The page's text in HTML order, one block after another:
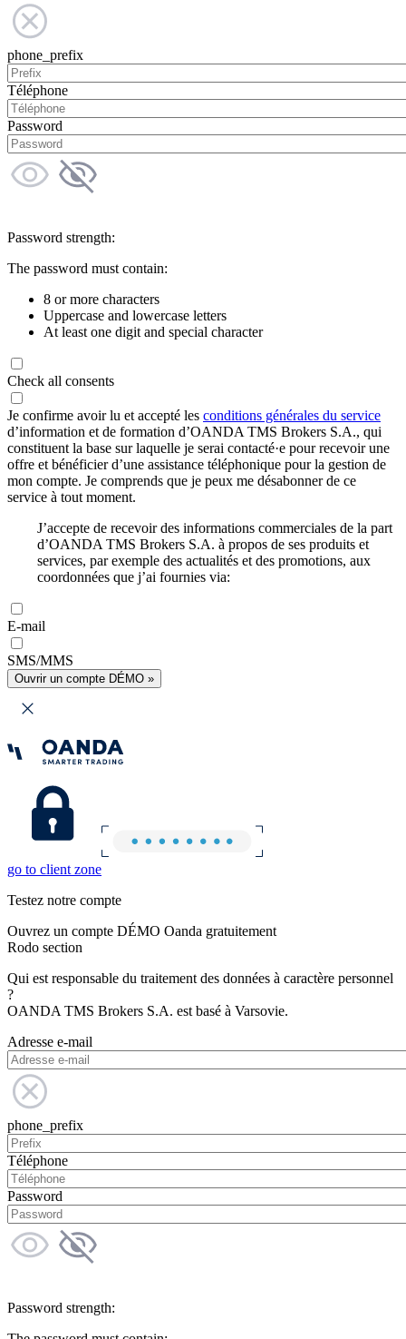
phone_prefix
Téléphone
Password
Password strength:
The password must contain:
8 or more characters
Uppercase and lowercase letters
At least one digit and special character
Check all consents
Je confirme avoir lu et accepté les conditions générales du service
d’information et de formation d’OANDA TMS Brokers S.A., qui
constituent la base sur laquelle je serai contacté·e pour recevoir une
offre et bénéficier d’une assistance téléphonique pour la gestion de
mon compte. Je comprends que je peux me désabonner de ce
service à tout moment.
J’accepte de recevoir des informations commerciales de la part
d’OANDA TMS Brokers S.A. à propos de ses produits et
services, par exemple des actualités et des promotions, aux
coordonnées que j’ai fournies via:
E-mail
SMS/MMS
Ouvrir un compte DÉMO »
go to client zone
Testez notre compte
Ouvrez un compte DÉMO Oanda gratuitement
Rodo section
Qui est responsable du traitement des données à caractère personnel
?
OANDA TMS Brokers S.A. est basé à Varsovie.
Adresse e-mail
phone_prefix
Téléphone
Password
Password strength: